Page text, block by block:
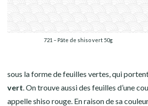
721 – Pâte de shiso vert 50g
sous la forme de feuilles vertes, qui
vert . On trouve aussi des feuilles d’une
appelle shiso rouge. En raison de sa